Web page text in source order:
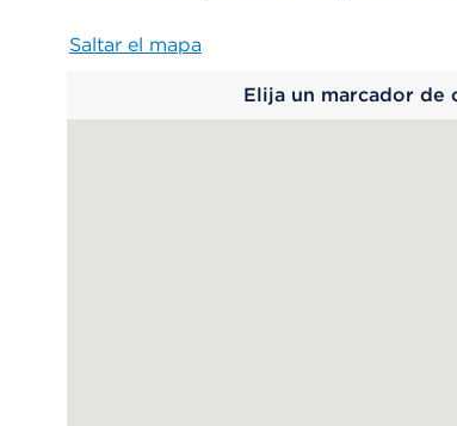
Saltar el mapa
Elija un marcador de